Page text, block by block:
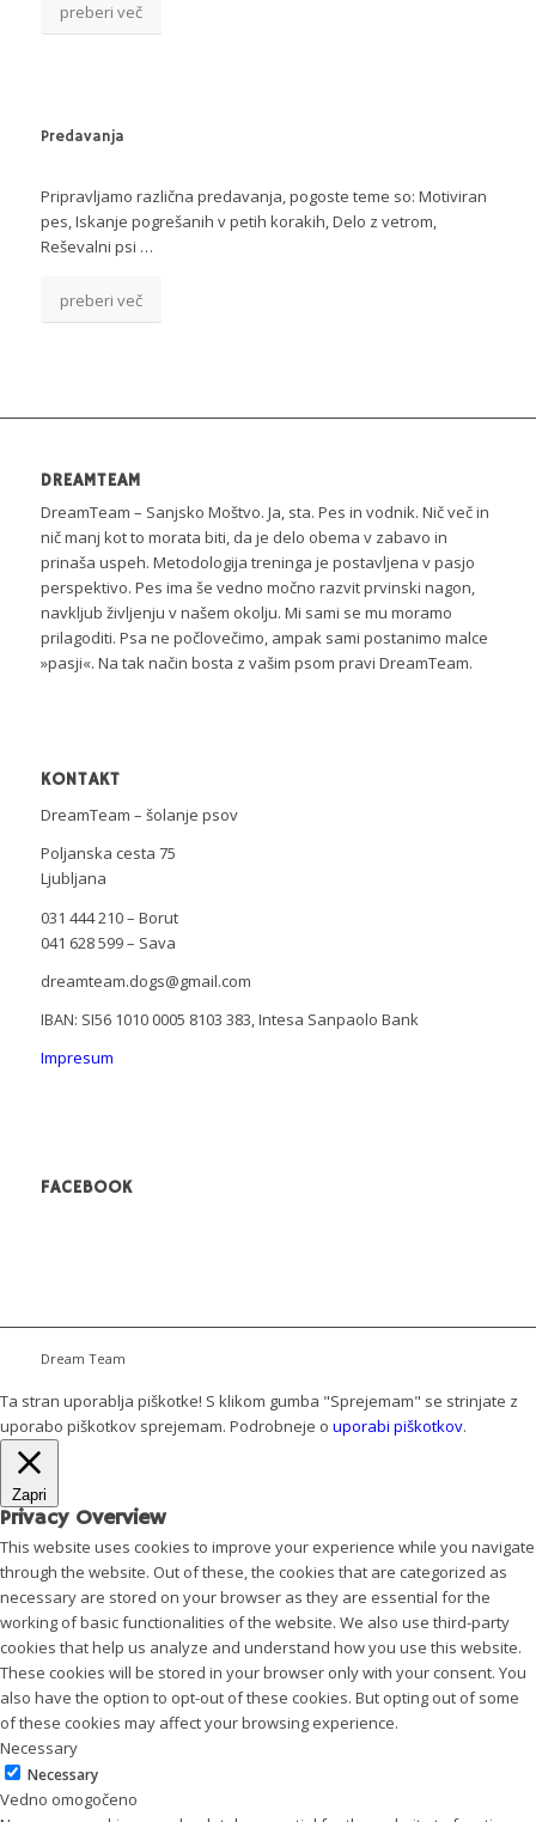
preberi več
Predavanja
Pripravljamo različna predavanja, pogoste teme so: Motiviran
pes, Iskanje pogrešanih v petih korakih, Delo z vetrom,
Reševalni psi …
preberi več
DREAMTEAM
DreamTeam – Sanjsko Moštvo. Ja, sta. Pes in vodnik. Nič več in
nič manj kot to morata biti, da je delo obema v zabavo in
prinaša uspeh. Metodologija treninga je postavljena v pasjo
perspektivo. Pes ima še vedno močno razvit prvinski nagon,
navkljub življenju v našem okolju. Mi sami se mu moramo
prilagoditi. Psa ne počlovečimo, ampak sami postanimo malce
»pasji«. Na tak način bosta z vašim psom pravi DreamTeam.
KONTAKT
DreamTeam – šolanje psov
Poljanska cesta 75
Ljubljana
031 444 210 – Borut
041 628 599 – Sava
dreamteam.dogs@gmail.com
IBAN: SI56 1010 0005 8103 383, Intesa Sanpaolo Bank
Impresum
FACEBOOK
Dream Team
Ta stran uporablja piškotke! S klikom gumba "Sprejemam" se strinjate z
uporabo piškotkov sprejemam. Podrobneje o uporabi piškotkov.
Zapri
Privacy Overview
This website uses cookies to improve your experience while you navigate
through the website. Out of these, the cookies that are categorized as
necessary are stored on your browser as they are essential for the
working of basic functionalities of the website. We also use third-party
cookies that help us analyze and understand how you use this website.
These cookies will be stored in your browser only with your consent. You
also have the option to opt-out of these cookies. But opting out of some
of these cookies may affect your browsing experience.
Necessary
Necessary
Vedno omogočeno